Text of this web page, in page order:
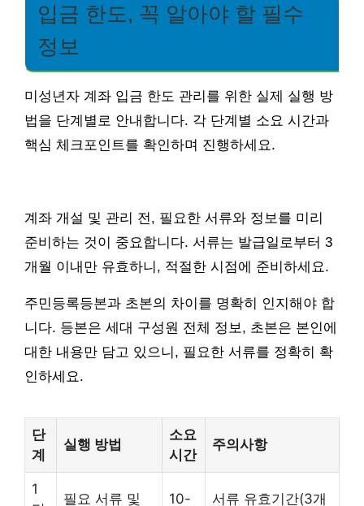
입금 한도, 꼭 알아야 할 필수
정보
미성년자 계좌 입금 한도 관리를 위한 실제 실행 방
법을 단계별로 안내합니다. 각 단계별 소요 시간과
핵심 체크포인트를 확인하며 진행하세요.
계좌 개설 및 관리 전, 필요한 서류와 정보를 미리
준비하는 것이 중요합니다. 서류는 발급일로부터 3
개월 이내만 유효하니, 적절한 시점에 준비하세요.
주민등록등본과 초본의 차이를 명확히 인지해야 합
니다. 등본은 세대 구성원 전체 정보, 초본은 본인에
대한 내용만 담고 있으니, 필요한 서류를 정확히 확
인하세요.
단
계
실행 방법
소요
시간
주의사항
1
필요 서류 및 10- 서류 유효기간(3개